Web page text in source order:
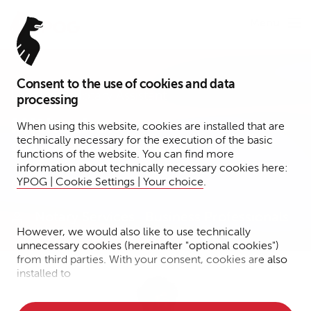
Consent to the use of cookies and data
processing
When using this website, cookies are installed that are
technically necessary for the execution of the basic
functions of the website. You can find more
information about technically necessary cookies here:
YPOG | Cookie Settings | Your choice.
However, we would also like to use technically
unnecessary cookies (hereinafter "optional cookies")
from third parties. With your consent, cookies are also
installed to
Legal and Notary Assistant
Mithushan
Sripathmanathan
Berlin